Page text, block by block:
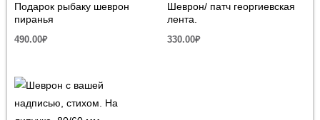
Подарок рыбаку шеврон
пиранья
490.00₽
Шеврон/ патч георгиевская
лента.
330.00₽